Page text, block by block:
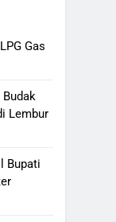
Gas
Budak
Lembur
Bupati